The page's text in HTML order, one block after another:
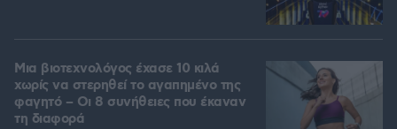
Μια βιοτεχνολόγος έχασε 10 κιλά
χωρίς να στερηθεί το αγαπημένο της
φαγητό – Οι 8 συνήθειες που έκαναν
τη διαφορά